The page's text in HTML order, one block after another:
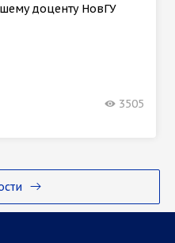
доценту НовГУ
3505